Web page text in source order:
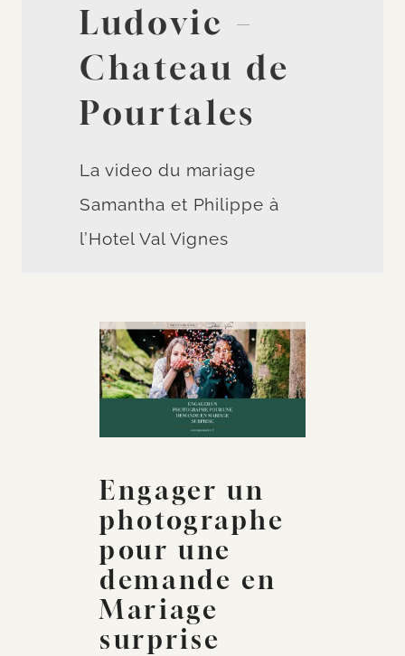
Ludovic –
Chateau de
Pourtales
La video du mariage
Samantha et Philippe à
l’Hotel Val Vignes
Engager un
photographe
pour une
demande en
Mariage
surprise